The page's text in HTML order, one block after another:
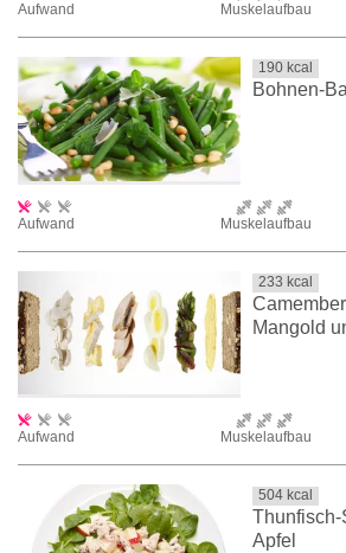
Aufwand Muskelaufbau
190 kcal
Bohnen-
Aufwand Muskelaufbau
233 kcal
Mangold
Aufwand Muskelaufbau
504 kcal
Apfel